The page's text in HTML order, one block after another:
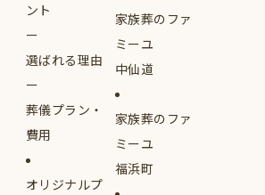
ント
選ばれる理由
葬儀プラン・
費用
オリジナルプ
家族葬のファ
ミーユ
中仙道
家族葬のファ
ミーユ
福浜町